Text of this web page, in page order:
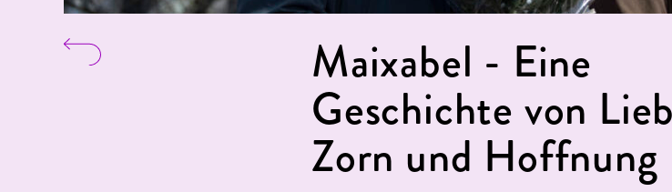
Maixabel - Eine
Geschichte von
Zorn und Hoffnung